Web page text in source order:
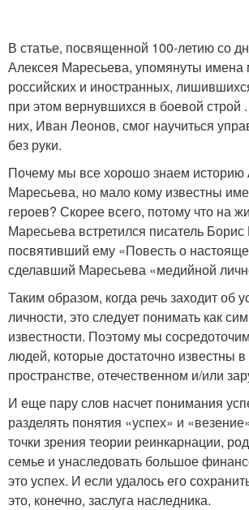
В статье, посвященной 100-летию со
Алексея Маресьева, упомянуты имена
российских и иностранных,
при этом вернувшихся в боевой строй
них, Иван Леонов, смог научиться
без руки.
Почему мы все хорошо знаем историю
Маресьева, но мало кому известны
героев? Скорее всего, потому что на
Маресьева встретился писатель
посвятивший ему «Повесть о
сделавший Маресьева «медийной
Таким образом, когда речь заходит об
личности, это следует понимать как
известности. Поэтому мы
людей, которые достаточно известны
пространстве, отечественном и/или
И еще пару слов насчет понимания
разделять понятия «успех» и
точки зрения теории реинкарнации,
семье и унаследовать большое
это успех. И если удалось его
это, конечно, заслуга наследника.